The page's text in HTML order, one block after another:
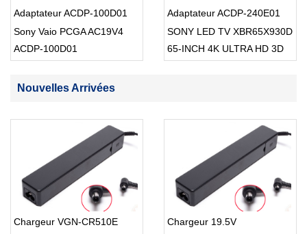
Adaptateur ACDP-100D01
Sony Vaio PCGA AC19V4
ACDP-100D01
Adaptateur ACDP-240E01
SONY LED TV XBR65X930D
65-INCH 4K ULTRA HD 3D
Nouvelles Arrivées
Chargeur VGN-CR510E
Chargeur 19.5V